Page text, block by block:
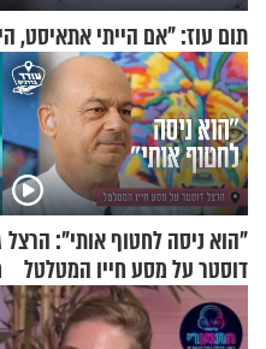
תום עוז: "אם הייתי אתאיסט,
"הוא ניסה לחטוף אותי": הרצל
דוסטר על מסע חייו המטלטל